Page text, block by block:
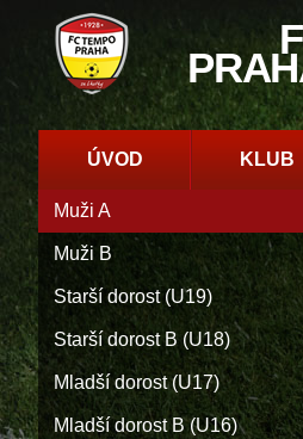
ÚVOD KLUB
Muži A
Muži B
Starší dorost (U19)
Starší dorost B (U18)
Mladší dorost (U17)
Mladší dorost B (U16)